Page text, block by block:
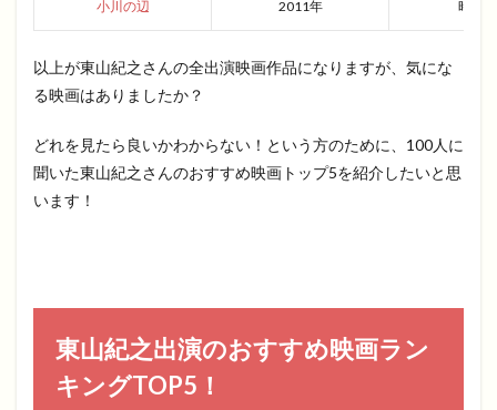
小川の辺 2011年 時代劇
以上が東山紀之さんの全出演映画作品になりますが、気にな
る映画はありましたか？
どれを見たら良いかわからない！という方のために、100人に
聞いた東山紀之さんのおすすめ映画トップ5を紹介したいと思
います！
東山紀之出演のおすすめ映画ラン
キングTOP5！